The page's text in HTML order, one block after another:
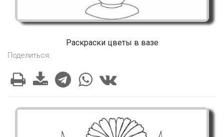
Раскраски цветы в вазе
Поделиться: